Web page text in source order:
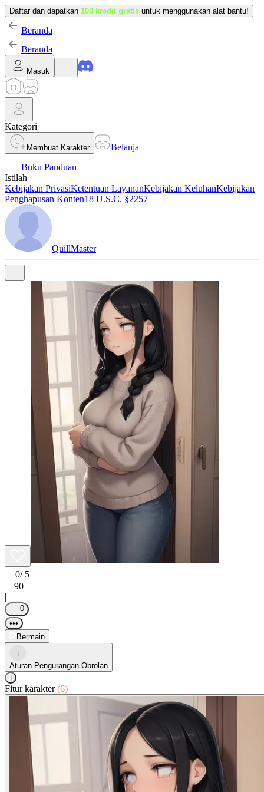
Daftar dan dapatkan 100 kredit gratis untuk menggunakan alat bantu!
Beranda
Beranda
Masuk
Kategori
Membuat Karakter
Belanja
Buku Panduan
Istilah
Kebijakan PrivasiKetentuan LayananKebijakan KeluhanKebijakan
Penghapusan Konten18 U.S.C. §2257
QuillMaster
0/ 5
90
|
0
•••
Bermain
i
Aturan Pengurangan Obrolan
i
Fitur karakter(6)